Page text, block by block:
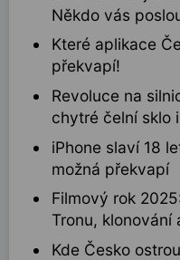
Někdo vás
Které aplikace
překvapí!
Revoluce na
chytré čelní sklo
iPhone slaví 18
možná překvapí
Filmový rok
Tronu,
Kde Česko